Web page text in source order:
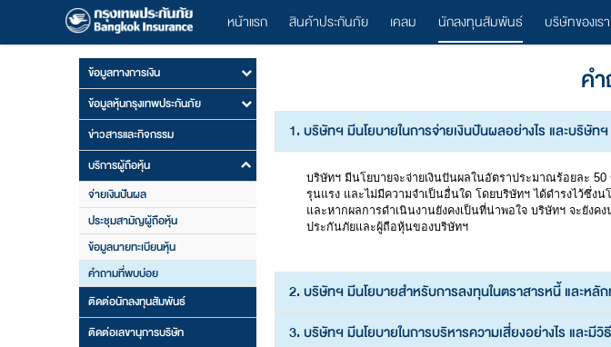
หน้าแรก สินค้าประกันภัย เคลม นักลงทุนสัมพันธ์ บริษัทของเรา
ข้อมูลทางการเงิน
ข้อมูลหุ้นกรุงเทพประกันภัย
ข่าวสารและกิจกรรม
บริการผู้ถือหุ้น
จ่ายเงินปันผล
ประชุมสามัญผู้ถือหุ้น
ข้อมูลนายทะเบียนหุ้น
คำถามที่พบบ่อย
ติดต่อนักลงทุนสัมพันธ์
ติดต่อเลขานุการบริษัท
ค
1. บริษัทฯ มีนโยบายในการจ่ายเงินปันผลอย่างไร และบริษัท
บริษัทฯ มีนโยบายจะจ่ายเงินปันผลในอัตราประมาณร้อยละ
รุนแรง และไม่มีความจำเป็นอื่นใด โดยบริษัทฯ ได้ดำรงไว้ซึ่ง
และหากผลการดำเนินงานยังคงเป็นที่น่าพอใจ บริษัทฯ จะยังค
ประกันภัยและผู้ถือหุ้นของบริษัทฯ
2. บริษัทฯ มีนโยบายสำหรับการลงทุนในตราสารหนี้ และหลั
3. บริษัทฯ มีนโยบายในการบริหารความเสี่ยงอย่างไร และมี